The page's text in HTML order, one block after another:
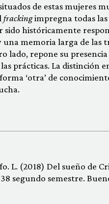
de estas mujeres
frackingimpregna todas las
históricamente
memoria larga de las
lado, repone su
prácticas. La distinción
‘otra’ de
L. (2018) Del sueño de
segundo semestre.